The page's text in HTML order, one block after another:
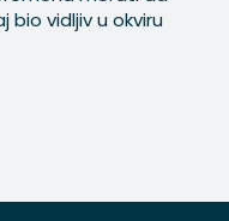
vidljiv u okviru